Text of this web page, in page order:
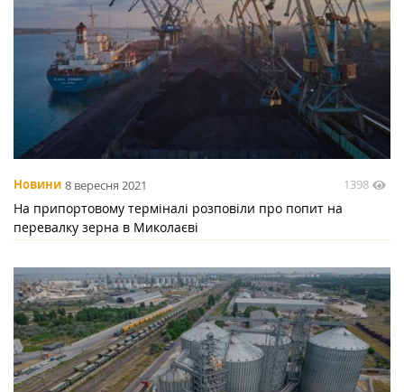
Новини 8 вересня 2021 1398
На припортовому терміналі розповіли про попит на
перевалку зерна в Миколаєві